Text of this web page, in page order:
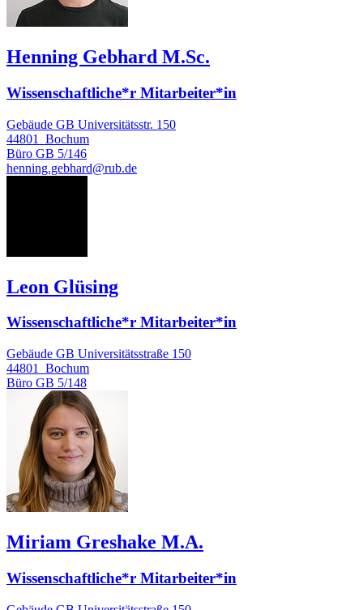
Henning Gebhard M.Sc.
Wissenschaftliche*r Mitarbeiter*in
Gebäude GB Universitätsstr. 150
44801
Bochum
Büro GB 5/146
henning.gebhard@rub.de
Leon Glüsing
Wissenschaftliche*r Mitarbeiter*in
Gebäude GB Universitätsstraße 150
44801
Bochum
Büro GB 5/148
Miriam Greshake M.A.
Wissenschaftliche*r Mitarbeiter*in